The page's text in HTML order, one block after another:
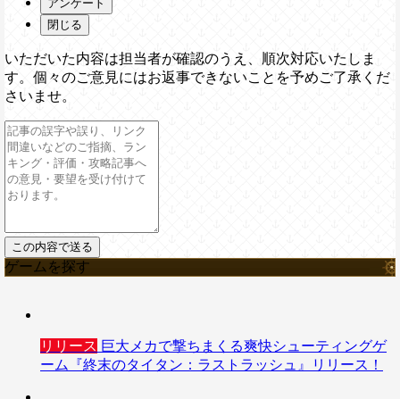
アンケート
閉じる
いただいた内容は担当者が確認のうえ、順次対応いたしま
す。個々のご意見にはお返事できないことを予めご了承くだ
さいませ。
ゲームを探す
リリース 巨大メカで撃ちまくる爽快シューティングゲ
ーム『終末のタイタン：ラストラッシュ』リリース！